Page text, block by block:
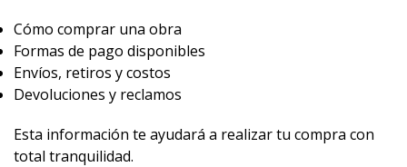
Cómo comprar una obra
Formas de pago disponibles
Envíos, retiros y costos
Devoluciones y reclamos
Esta información te ayudará a realizar tu compra con
total tranquilidad.